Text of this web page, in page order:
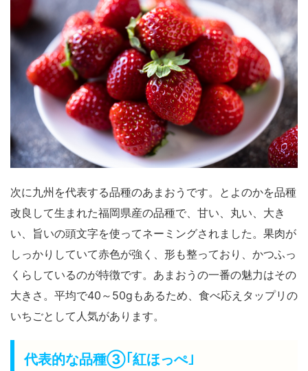
次に九州を代表する品種のあまおうです。とよのかを品種
改良して生まれた福岡県産の品種で、甘い、丸い、大き
い、旨いの頭文字を使ってネーミングされました。果肉が
しっかりしていて赤色が強く、形も整っており、かつふっ
くらしているのが特徴です。あまおうの一番の魅力はその
大きさ。平均で40～50gもあるため、食べ応えタップリの
いちごとして人気があります。
代表的な品種③｢紅ほっぺ｣